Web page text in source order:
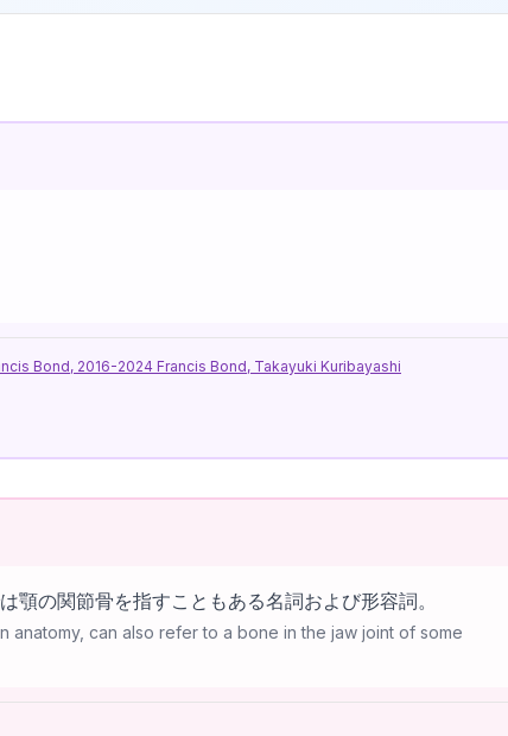
Bond, 2016-2024 Francis Bond, Takayuki Kuribayashi
顎の関節骨を指すこともある名詞および形容詞。
anatomy, can also refer to a bone in the jaw joint of some